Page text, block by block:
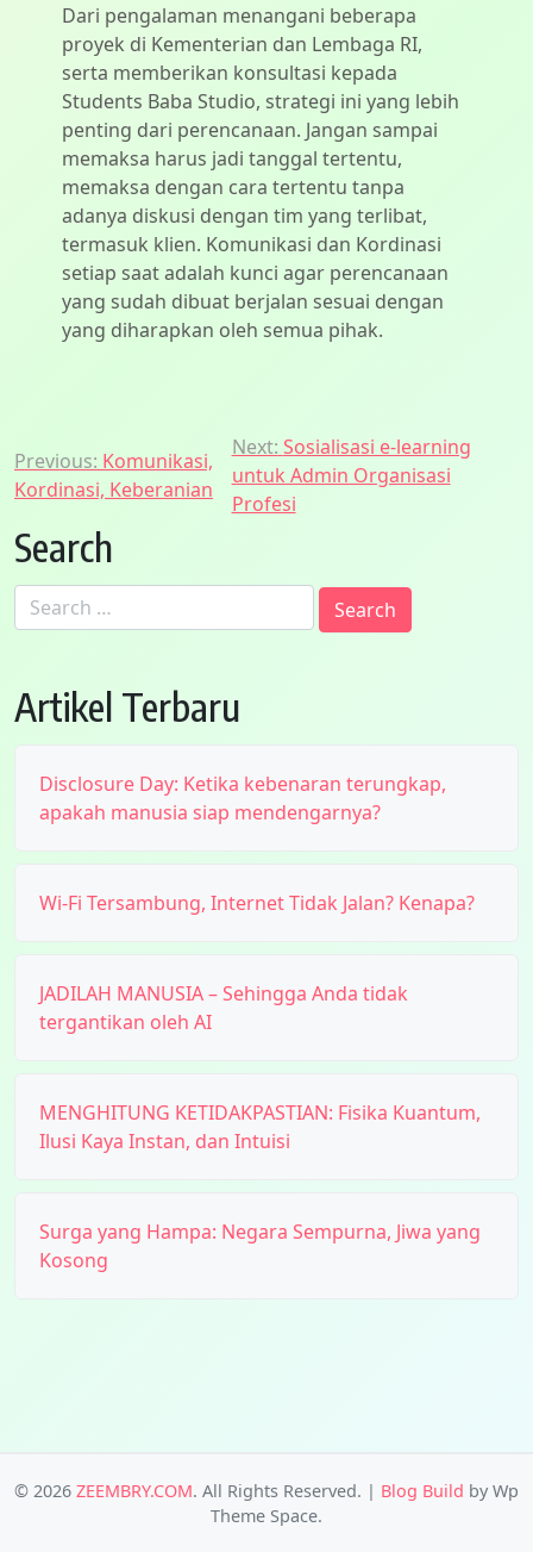
Dari pengalaman menangani beberapa
proyek di Kementerian dan Lembaga RI,
serta memberikan konsultasi kepada
Students Baba Studio, strategi ini yang lebih
penting dari perencanaan. Jangan sampai
memaksa harus jadi tanggal tertentu,
memaksa dengan cara tertentu tanpa
adanya diskusi dengan tim yang terlibat,
termasuk klien. Komunikasi dan Kordinasi
setiap saat adalah kunci agar perencanaan
yang sudah dibuat berjalan sesuai dengan
yang diharapkan oleh semua pihak.
Post
navigation
Previous: Komunikasi,
Kordinasi, Keberanian
Next: Sosialisasi e-learning
untuk Admin Organisasi
Profesi
Search
Search
for:
Artikel Terbaru
Disclosure Day: Ketika kebenaran terungkap,
apakah manusia siap mendengarnya?
Wi-Fi Tersambung, Internet Tidak Jalan? Kenapa?
JADILAH MANUSIA – Sehingga Anda tidak
tergantikan oleh AI
MENGHITUNG KETIDAKPASTIAN: Fisika Kuantum,
Ilusi Kaya Instan, dan Intuisi
Surga yang Hampa: Negara Sempurna, Jiwa yang
Kosong
© 2026 ZEEMBRY.COM. All Rights Reserved. | Blog Build by Wp
Theme Space.